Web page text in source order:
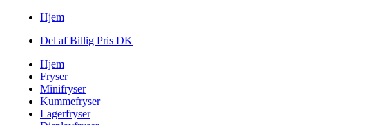
Hjem
Del af Billig Pris DK
Hjem
Fryser
Minifryser
Kummefryser
Lagerfryser